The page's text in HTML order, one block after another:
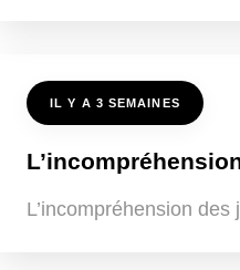
IL Y A 3 SEMAINES
L’incompréhension